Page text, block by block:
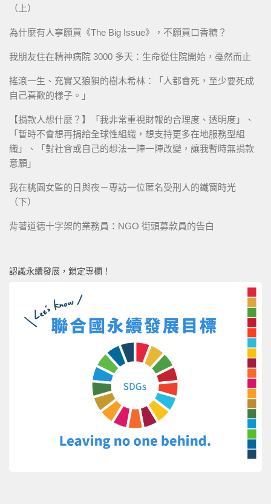
（上）
為什麼有人寧願買《The Big Issue》，不願買口香糖？
我朋友住在精神病院 3000 多天：生命從住院開始，戞然而止
搖滾一生、充實又狼狽的樹木希林：「人都會死，至少要死成
自己喜歡的樣子。」
【捐款人想什麼？】「我非常重視財報的合理度、透明度」、
「暫時不會想再捐給全球性組織，想支持更多在地服務型組
織」、「對社會或自己的想法一陣一陣改變，讓我暫時無捐款
意願」
我在桃園女監的日與夜－專訪一位匿名受刑人的鐵窗時光
（下）
背著道德十字架的業務員：NGO 街頭募款員的告白
認識永續發展，鎖定專欄！